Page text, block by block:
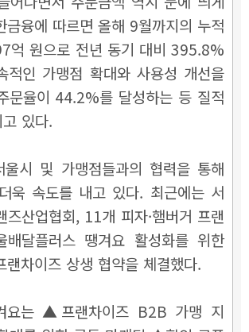
금융에 따르면 올해 9월까지의 누적
억 원으로 전년 동기 대비 395.8%
적인 가맹점 확대와 사용성 개선을
문율이 44.2%를 달성하는 등 질적
있다.
울시 및 가맹점들과의 협력을 통해
욱 속도를 내고 있다. 최근에는 서
즈산업협회, 11개 피자·햄버거 프랜
배달플러스 땡겨요 활성화를 위한
랜차이즈 상생 협약을 체결했다.
요는 ▲프랜차이즈 B2B 가맹 지